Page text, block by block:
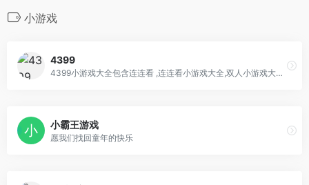
小游戏
4399
4399小游戏大全包含连连看 ,连连看小游戏大全,双人小游戏大全,H5在线小游戏,4399洛克王国,4399赛尔号,4399奥拉星,4399奥比岛,4399弹弹堂,4399单人小游戏,奥比岛小游戏,造梦西游online,造梦无双等最新小游戏。
小霸王游戏
愿我们找回童年的快乐